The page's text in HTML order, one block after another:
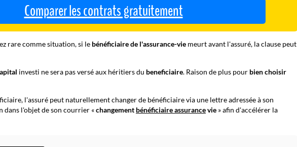
Comparer les contrats gratuitement
rare comme situation, si le bénéficiaire de l'assurance-vie meurt avant l'assuré, la clause peut
investi ne sera pas versé aux héritiers du beneficiaire. Raison de plus pour bien choisir
l'assuré peut naturellement changer de bénéficiaire via une lettre adressée à son
dans l'objet de son courrier «changement bénéficiaire assurancevie » afin d'accélérer la